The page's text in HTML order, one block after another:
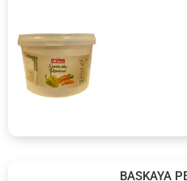
BASKAYA